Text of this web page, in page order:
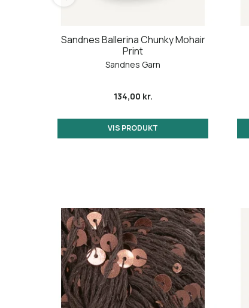
Sandnes Ballerina Chunky Mohair
Print
Sandnes Garn
134,00 kr.
VIS PRODUKT